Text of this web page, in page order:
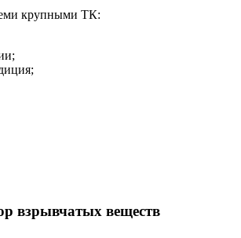
крупными ТК:
взрывчатых веществ